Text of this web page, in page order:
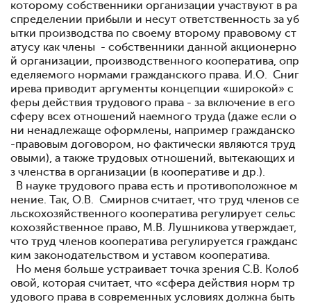
которому собственники организации участвуют в ра
спределении прибыли и несут ответственность за уб
ытки производства по своему второму правовому ст
атусу как члены - собственники данной акционерно
й организации, производственного кооператива, опр
еделяемого нормами гражданского права. И.О. Сниг
ирева приводит аргументы концепции «широкой» с
феры действия трудового права - за включение в его
сферу всех отношений наемного труда (даже если о
ни ненадлежаще оформлены, например гражданско
-правовым договором, но фактически являются труд
овыми), а также трудовых отношений, вытекающих и
з членства в организации (в кооперативе и др.).
В науке трудового права есть и противоположное м
нение. Так, О.В. Смирнов считает, что труд членов се
льскохозяйственного кооператива регулирует сельс
кохозяйственное право, М.В. Лушникова утверждает,
что труд членов кооператива регулируется гражданс
ким законодательством и уставом кооператива.
Но меня больше устраивает точка зрения С.В. Колоб
овой, которая считает, что «сфера действия норм тр
удового права в современных условиях должна быть